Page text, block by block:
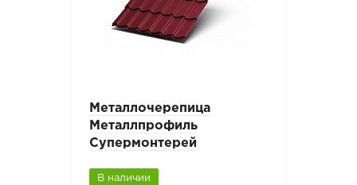
Металлочерепица
Металлпрофиль
Супермонтерей
В наличии